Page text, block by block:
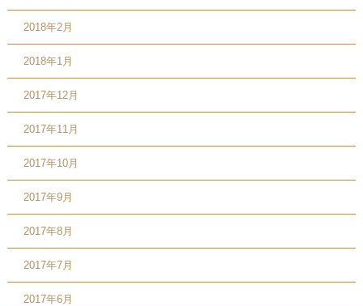
2018年2月
2018年1月
2017年12月
2017年11月
2017年10月
2017年9月
2017年8月
2017年7月
2017年6月